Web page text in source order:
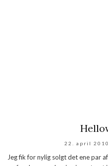
22. april 2010
Jeg fik for nylig solgt det ene par